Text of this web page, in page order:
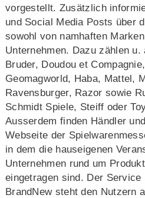
vorgestellt. Zusätzlich
und Social Media Posts über
sowohl von namhaften
Unternehmen. Dazu zählen
Bruder, Doudou et
Geomagworld, Haba, Mattel,
Ravensburger, Razor sowie
Schmidt Spiele, Steiff oder
Ausserdem finden Händler
Webseite der
in dem die hauseigenen
Unternehmen rund um
eingetragen sind. Der Service
BrandNew steht den Nutzern